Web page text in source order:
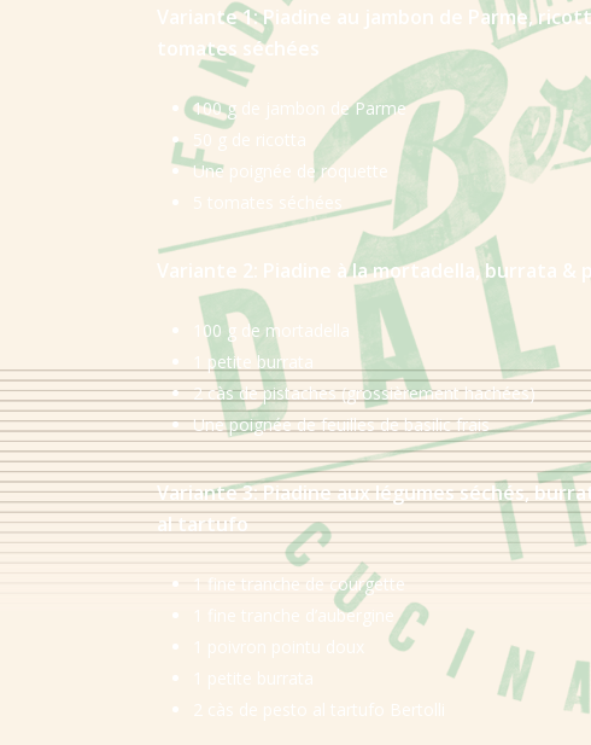
Variante 1: Piadine au jambon de Parme,
tomates séchées
100 g de jambon de Parme
50 g de ricotta
Une poignée de roquette
5 tomates séchées
Variante 2: Piadine à la mortadella, burrata &
100 g de mortadella
1 petite burrata
2 càs de pistaches (grossièrement hachées)
Une poignée de feuilles de basilic frais
Variante 3: Piadine aux légumes séchés,
al tartufo
1 fine tranche de courgette
1 fine tranche d’aubergine
1 poivron pointu doux
1 petite burrata
2 càs de pesto al tartufo Bertolli